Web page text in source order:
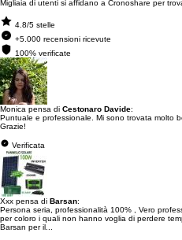
Migliaia di utenti si affidano a Cronoshare per
4.8/5 stelle
+5.000 recensioni ricevute
100% verificate
Monica pensa di Cestonaro Davide:
Puntuale e professionale. Mi sono trovata molto
Grazie!
Verificata
Xxx pensa di Barsan:
Persona seria, professionalità 100% , Vero
per coloro i quali non hanno voglia di perdere
Barsan per il...